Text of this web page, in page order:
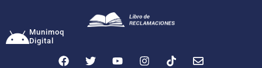
Munimoq
Digital